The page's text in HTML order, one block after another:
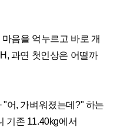
음을 억누르고 바로 개
과연 첫인상은 어떨까
어, 가벼워졌는데?" 하는
기존 11.40kg에서